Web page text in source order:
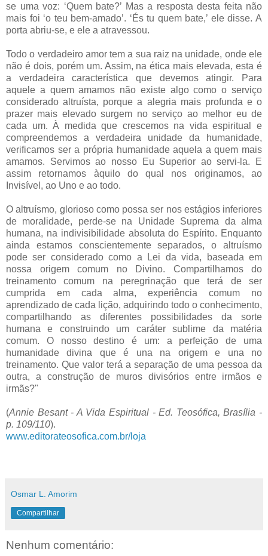
se uma voz: ‘Quem bate?’ Mas a resposta desta feita não
mais foi ‘o teu bem-amado’. ‘És tu quem bate,’ ele disse. A
porta abriu-se, e ele a atravessou.
Todo o verdadeiro amor tem a sua raiz na unidade, onde ele
não é dois, porém um. Assim, na ética mais elevada, esta é
a verdadeira característica que devemos atingir. Para
aquele a quem amamos não existe algo como o serviço
considerado altruísta, porque a alegria mais profunda e o
prazer mais elevado surgem no serviço ao melhor eu de
cada um. À medida que crescemos na vida espiritual e
compreendemos a verdadeira unidade da humanidade,
verificamos ser a própria humanidade aquela a quem mais
amamos. Servimos ao nosso Eu Superior ao servi-la. E
assim retornamos àquilo do qual nos originamos, ao
Invisível, ao Uno e ao todo.
O altruísmo, glorioso como possa ser nos estágios inferiores
de moralidade, perde-se na Unidade Suprema da alma
humana, na indivisibilidade absoluta do Espírito. Enquanto
ainda estamos conscientemente separados, o altruísmo
pode ser considerado como a Lei da vida, baseada em
nossa origem comum no Divino. Compartilhamos do
treinamento comum na peregrinação que terá de ser
cumprida em cada alma, experiência comum no
aprendizado de cada lição, adquirindo todo o conhecimento,
compartilhando as diferentes possibilidades da sorte
humana e construindo um caráter sublime da matéria
comum. O nosso destino é um: a perfeição de uma
humanidade divina que é una na origem e una no
treinamento. Que valor terá a separação de uma pessoa da
outra, a construção de muros divisórios entre irmãos e
irmãs?"
(Annie Besant - A Vida Espiritual - Ed. Teosófica, Brasília -
p. 109/110).
www.editorateosofica.com.br/loja
Osmar L. Amorim
Compartilhar
Nenhum comentário: